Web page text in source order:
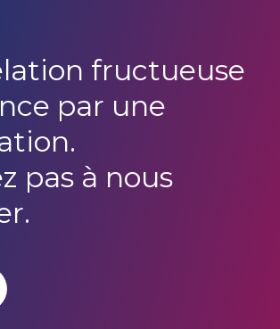
fructueuse
par une
pas à nous